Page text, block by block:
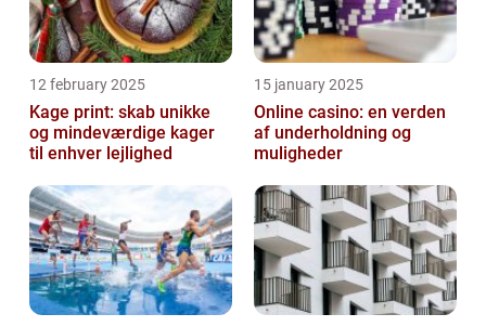
12 february 2025
Kage print: skab unikke
og mindeværdige kager
til enhver lejlighed
15 january 2025
Online casino: en verden
af underholdning og
muligheder